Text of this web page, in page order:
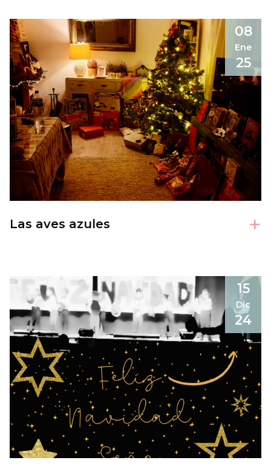
08
Ene
25
Las aves azules +
15
Dic
24